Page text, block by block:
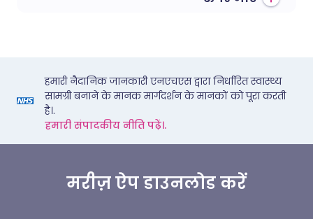
हमारी नैदानिक जानकारी एनएचएस द्वारा निर्धारित स्वास्थ्य
सामग्री बनाने के मानक मार्गदर्शन के मानकों को पूरा करती
है।.
हमारी संपादकीय नीति पढ़ें।.
मरीज़ ऐप डाउनलोड करें